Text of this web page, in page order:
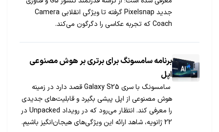
جدید Pixelsnap گرفته تا ویژگی انقلابی Camera
Coach که تجربه عکاسی را دگرگون می‌کند.
برنامه سامسونگ برای برتری بر هوش مصنوعی
اپل
سامسونگ با سری Galaxy S25 قصد دارد در زمینه
هوش مصنوعی از اپل پیشی بگیرد و قابلیت‌های جدیدی
را معرفی کند. انتظار می‌رود که در رویداد Unpacked در
22 ژانویه، شاهد ارائه این ویژگی‌های هیجان‌انگیز باشیم.